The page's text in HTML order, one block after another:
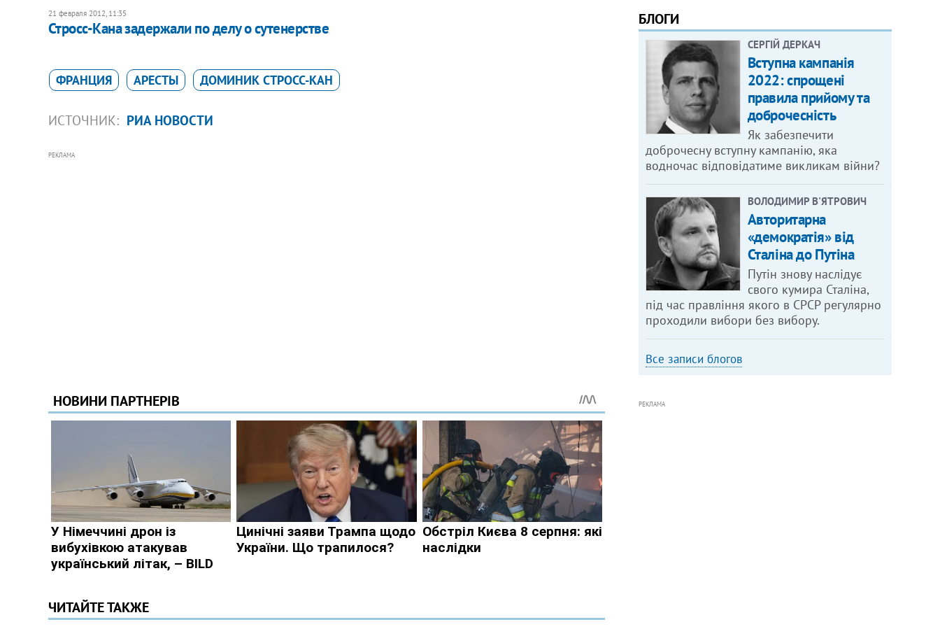
21 февраля 2012, 11:35
Стросс-Кана задержали по делу о сутенерстве
ФРАНЦИЯ АРЕСТЫ ДОМИНИК СТРОСС-КАН
ИСТОЧНИК: РИА НОВОСТИ
РЕКЛАМА
ЧИТАЙТЕ ТАКЖЕ
БЛОГИ
СЕРГІЙ ДЕРКАЧ
Вступна кампанія
2022: спрощені
правила прийому та
доброчесність
Як забезпечити
доброчесну вступну кампанію, яка
водночас відповідатиме викликам війни?
ВОЛОДИМИР В'ЯТРОВИЧ
Авторитарна
«демократія» від
Сталіна до Путіна
Путін знову наслідує
свого кумира Сталіна,
під час правління якого в СРСР регулярно
проходили вибори без вибору.
Все записи блогов
РЕКЛАМА